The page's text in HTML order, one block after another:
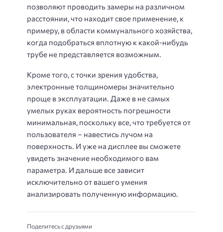
позволяют проводить замеры на различном
расстоянии, что находит свое применение, к
примеру, в области коммунального хозяйства,
когда подобраться вплотную к какой-нибудь
трубе не представляется возможным.
Кроме того, с точки зрения удобства,
электронные толщиномеры значительно
проще в эксплуатации. Даже в не самых
умелых руках вероятность погрешности
минимальная, поскольку все, что требуется от
пользователя – навестись лучом на
поверхность. И уже на дисплее вы сможете
увидеть значение необходимого вам
параметра. И дальше все зависит
исключительно от вашего умения
анализировать полученную информацию.
Поделитесь с друзьями